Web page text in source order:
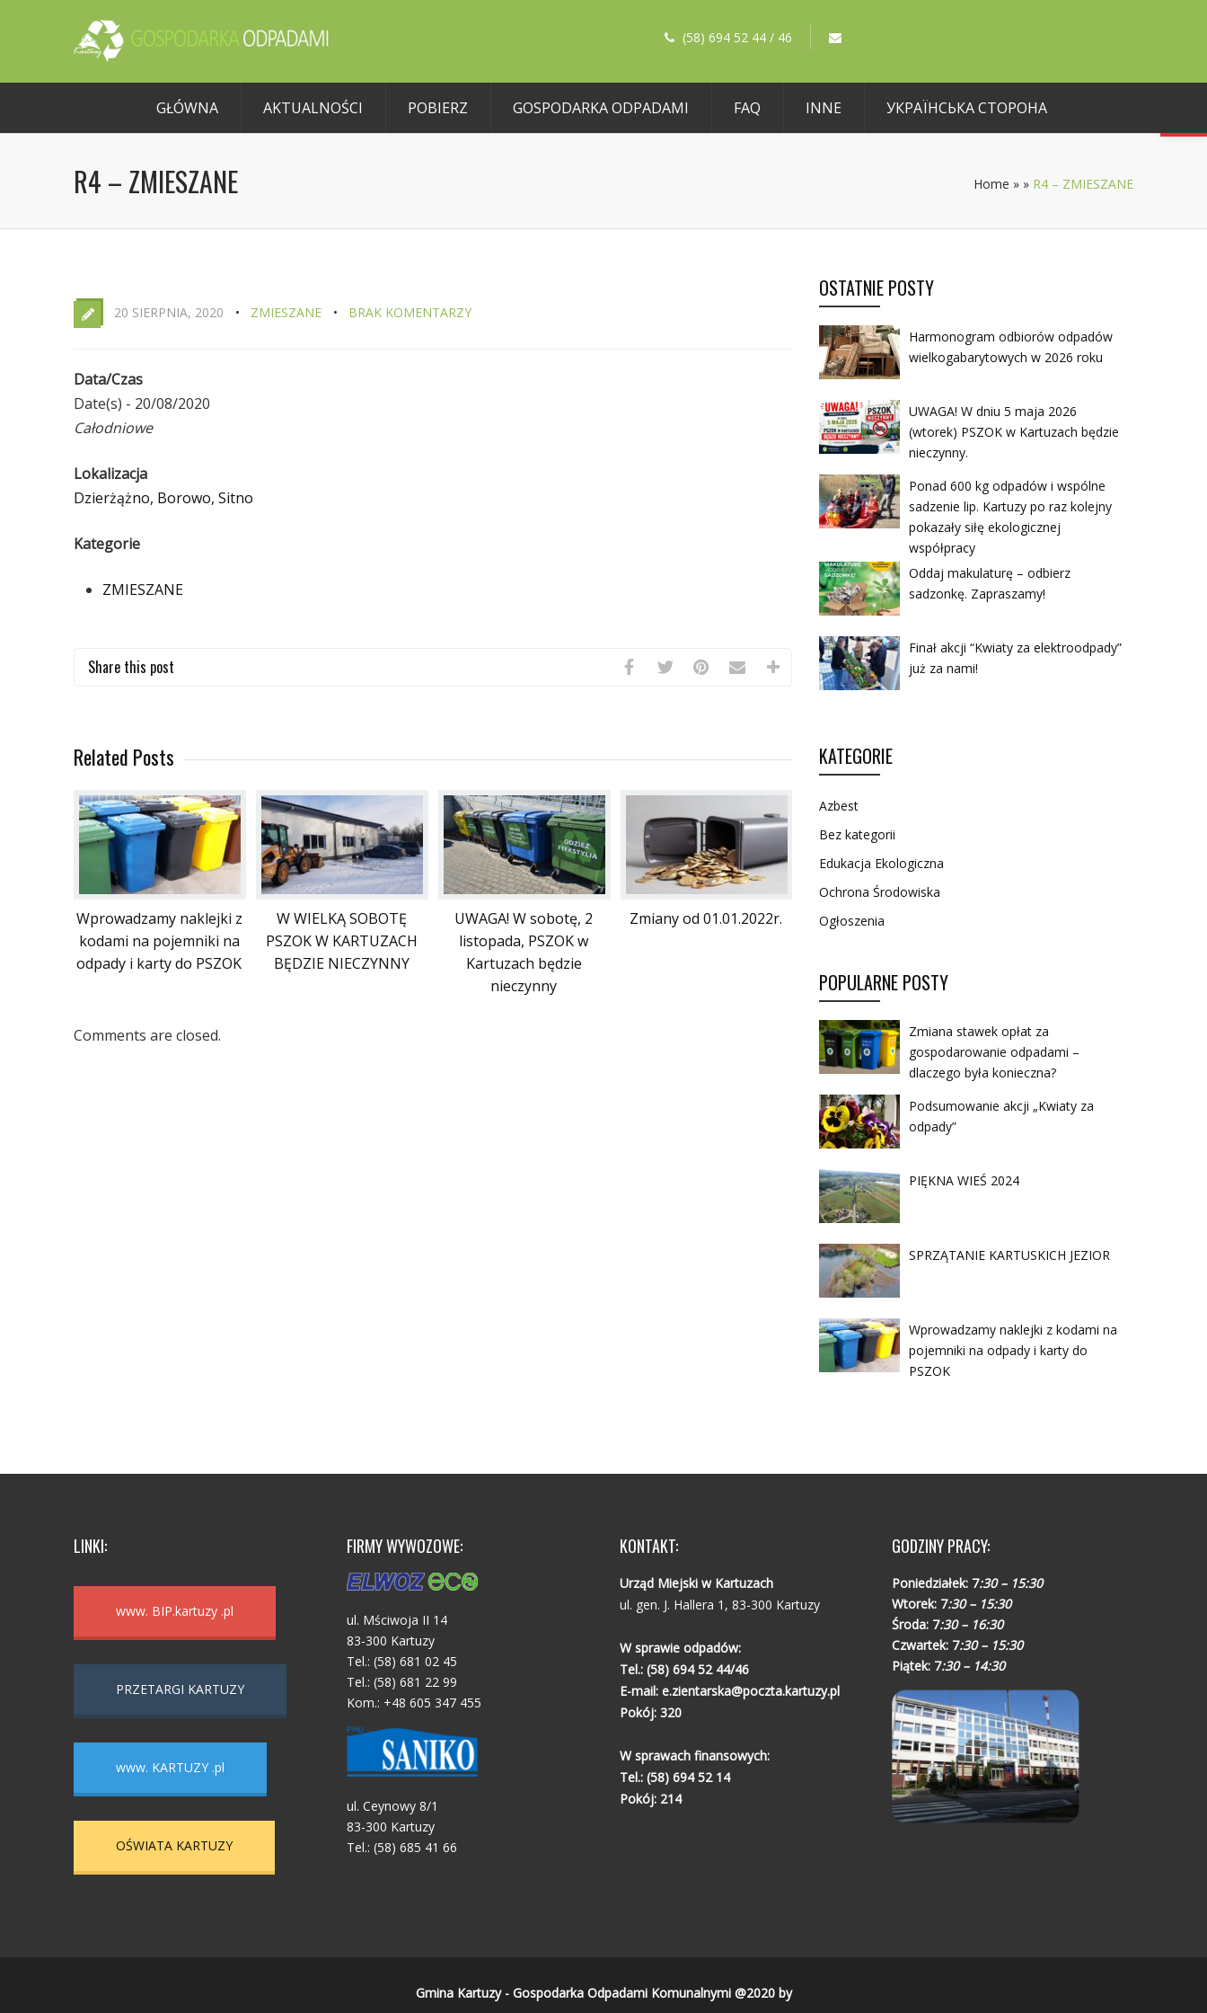
(58) 694 52 44 / 46
GŁÓWNA AKTUALNOŚCI POBIERZ GOSPODARKA ODPADAMI FAQ INNE УКРАЇНСЬКА СТОРОНА
R4 – ZMIESZANE Home » » R4 – ZMIESZANE
20 SIERPNIA, 2020 ZMIESZANE BRAK KOMENTARZY
Data/Czas
Date(s) - 20/08/2020
Całodniowe
Lokalizacja
Dzierżążno, Borowo, Sitno
Kategorie
ZMIESZANE
Share this post
Related Posts
Wprowadzamy naklejki z
kodami na pojemniki na
odpady i karty do PSZOK
W WIELKĄ SOBOTĘ
PSZOK W KARTUZACH
BĘDZIE NIECZYNNY
UWAGA! W sobotę, 2
listopada, PSZOK w
Kartuzach będzie
nieczynny
Zmiany od 01.01.2022r.
Comments are closed.
OSTATNIE POSTY
Harmonogram odbiorów odpadów
wielkogabarytowych w 2026 roku
UWAGA! W dniu 5 maja 2026
(wtorek) PSZOK w Kartuzach będzie
nieczynny.
Ponad 600 kg odpadów i wspólne
sadzenie lip. Kartuzy po raz kolejny
pokazały siłę ekologicznej
współpracy
Oddaj makulaturę – odbierz
sadzonkę. Zapraszamy!
Finał akcji “Kwiaty za elektroodpady”
już za nami!
KATEGORIE
Azbest
Bez kategorii
Edukacja Ekologiczna
Ochrona Środowiska
Ogłoszenia
POPULARNE POSTY
Zmiana stawek opłat za
gospodarowanie odpadami –
dlaczego była konieczna?
Podsumowanie akcji „Kwiaty za
odpady”
PIĘKNA WIEŚ 2024
SPRZĄTANIE KARTUSKICH JEZIOR
Wprowadzamy naklejki z kodami na
pojemniki na odpady i karty do
PSZOK
LINKI:
www. BIP.kartuzy .pl
PRZETARGI KARTUZY
www. KARTUZY .pl
OŚWIATA KARTUZY
FIRMY WYWOZOWE:
ul. Mściwoja II 14
83-300 Kartuzy
Tel.: (58) 681 02 45
Tel.: (58) 681 22 99
Kom.: +48 605 347 455
ul. Ceynowy 8/1
83-300 Kartuzy
Tel.: (58) 685 41 66
KONTAKT:
Urząd Miejski w Kartuzach
ul. gen. J. Hallera 1, 83-300 Kartuzy
W sprawie odpadów:
Tel.:(58) 694 52 44/46
E-mail:e.zientarska@poczta.kartuzy.pl
Pokój: 320
W sprawach finansowych:
Tel.: (58) 694 52 14
Pokój: 214
GODZINY PRACY:
Poniedziałek: 7:30 – 15:30
Wtorek: 7:30 – 15:30
Środa: 7:30 – 16:30
Czwartek: 7:30 – 15:30
Piątek: 7:30 – 14:30
Gmina Kartuzy - Gospodarka Odpadami Komunalnymi @2020 by